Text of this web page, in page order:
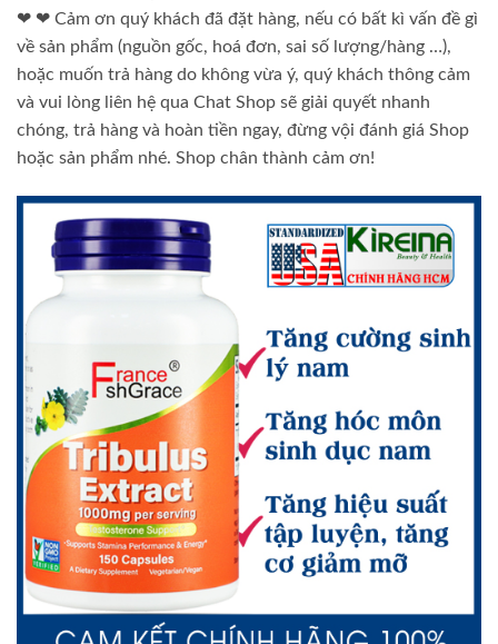
❤ ❤ Cảm ơn quý khách đã đặt hàng, nếu có bất kì vấn đề gì
về sản phẩm (nguồn gốc, hoá đơn, sai số lượng/hàng …),
hoặc muốn trả hàng do không vừa ý, quý khách thông cảm
và vui lòng liên hệ qua Chat Shop sẽ giải quyết nhanh
chóng, trả hàng và hoàn tiền ngay, đừng vội đánh giá Shop
hoặc sản phẩm nhé. Shop chân thành cảm ơn!